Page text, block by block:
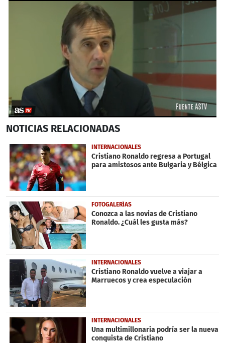
seconds
34
seconds
NOTICIAS RELACIONADAS
INTERNACIONALES
Cristiano Ronaldo regresa a Portugal
para amistosos ante Bulgaria y Bélgica
FOTOGALERÍAS
Conozca a las novias de Cristiano
Ronaldo. ¿Cuál les gusta más?
INTERNACIONALES
Cristiano Ronaldo vuelve a viajar a
Marruecos y crea especulación
INTERNACIONALES
Una multimillonaria podría ser la nueva
conquista de Cristiano